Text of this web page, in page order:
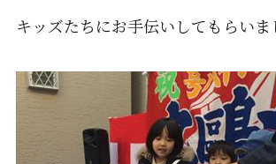
キッズたちにお手伝いしてもらい